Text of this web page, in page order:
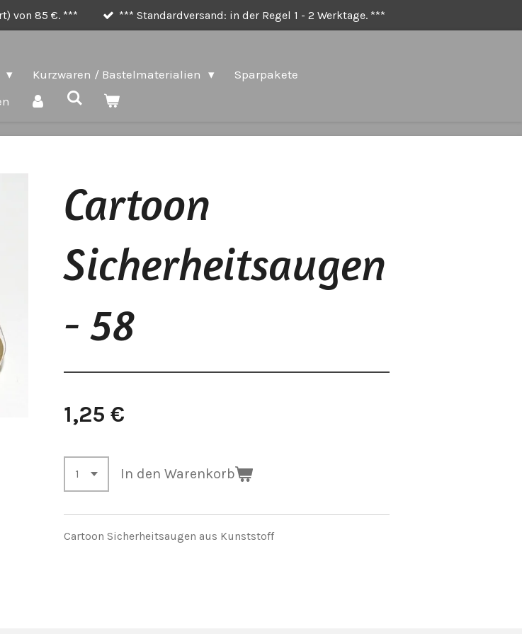
von 85 €. *** *** Standardversand: in der Regel 1 - 2 Werktage. ***
Kurzwaren / Bastelmaterialien
Sparpakete
Cartoon
Sicherheitsaugen
- 58
1,25 €
In den Warenkorb
Cartoon Sicherheitsaugen aus Kunststoff